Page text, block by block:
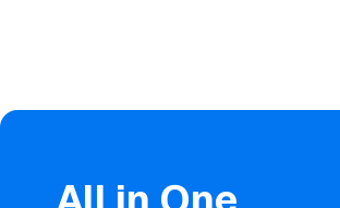
Raindrop.ioでブックマークを作成す